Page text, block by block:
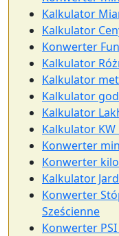
Kalkulator
Kalkulator
Konwerter
Kalkulator
Kalkulator
Kalkulator
Kalkulator
Kalkulator
Konwerter
Konwerter
Kalkulator
Konwerter
Sześcienne
Konwerter PSI